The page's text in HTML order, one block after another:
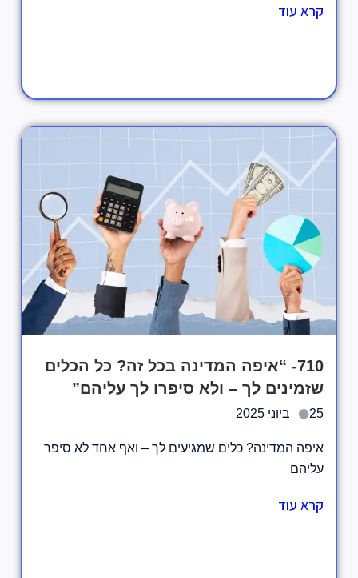
קרא עוד
710- “איפה המדינה בכל זה? כל הכלים
שזמינים לך – ולא סיפרו לך עליהם”
25 ביוני 2025
איפה המדינה? כלים שמגיעים לך – ואף אחד לא סיפר
עליהם
קרא עוד